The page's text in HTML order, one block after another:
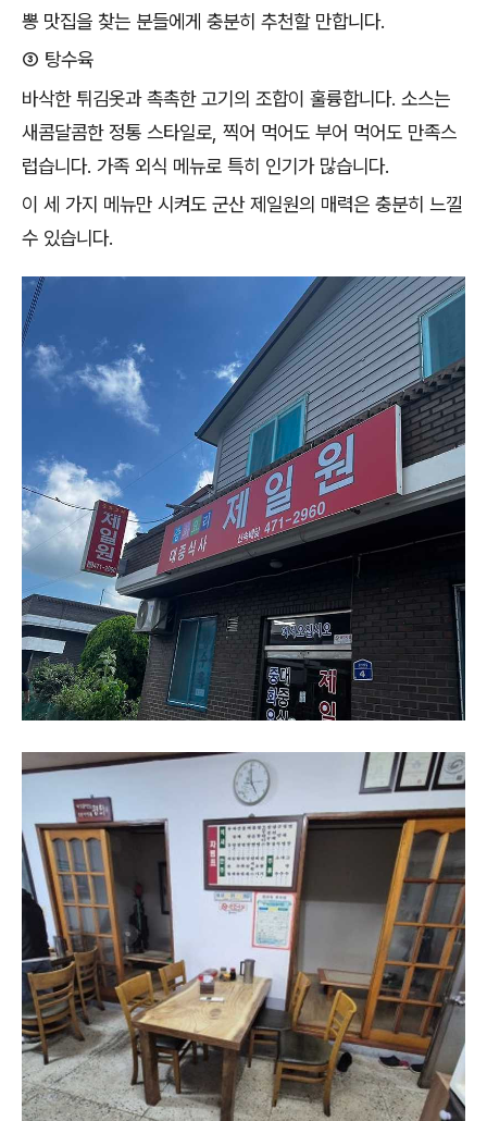
뽕 맛집을 찾는 분들에게 충분히 추천할 만합니다.
③ 탕수육
바삭한 튀김옷과 촉촉한 고기의 조합이 훌륭합니다. 소스는
새콤달콤한 정통 스타일로, 찍어 먹어도 부어 먹어도 만족스
럽습니다. 가족 외식 메뉴로 특히 인기가 많습니다.
이 세 가지 메뉴만 시켜도 군산 제일원의 매력은 충분히 느낄
수 있습니다.